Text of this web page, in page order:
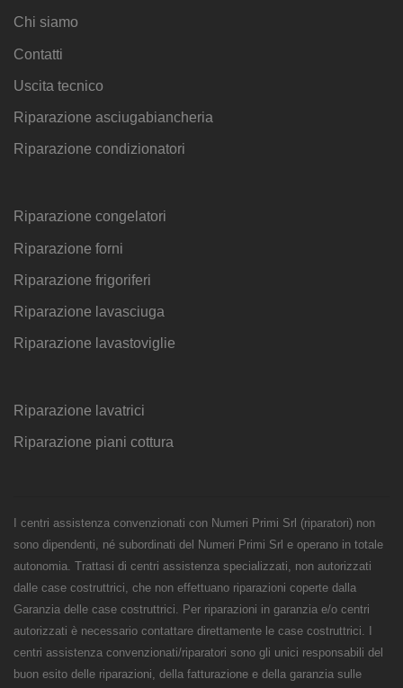
Chi siamo
Contatti
Uscita tecnico
Riparazione asciugabiancheria
Riparazione condizionatori
Riparazione congelatori
Riparazione forni
Riparazione frigoriferi
Riparazione lavasciuga
Riparazione lavastoviglie
Riparazione lavatrici
Riparazione piani cottura
I centri assistenza convenzionati con Numeri Primi Srl (riparatori) non
sono dipendenti, né subordinati del Numeri Primi Srl e operano in totale
autonomia. Trattasi di centri assistenza specializzati, non autorizzati
dalle case costruttrici, che non effettuano riparazioni coperte dalla
Garanzia delle case costruttrici. Per riparazioni in garanzia e/o centri
autorizzati è necessario contattare direttamente le case costruttrici. I
centri assistenza convenzionati/riparatori sono gli unici responsabili del
buon esito delle riparazioni, della fatturazione e della garanzia sulle